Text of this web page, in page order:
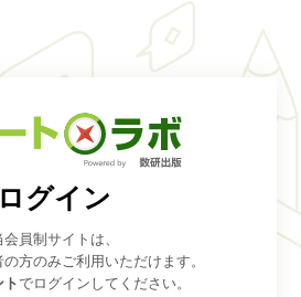
ログイン
会員制サイトは、
方のみご利用いただけます。
でログインしてください。